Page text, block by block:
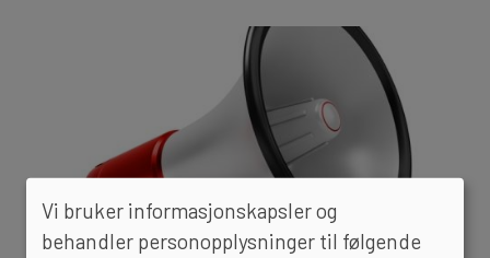
Vi bruker informasjonskapsler og
behandler personopplysninger til følgende